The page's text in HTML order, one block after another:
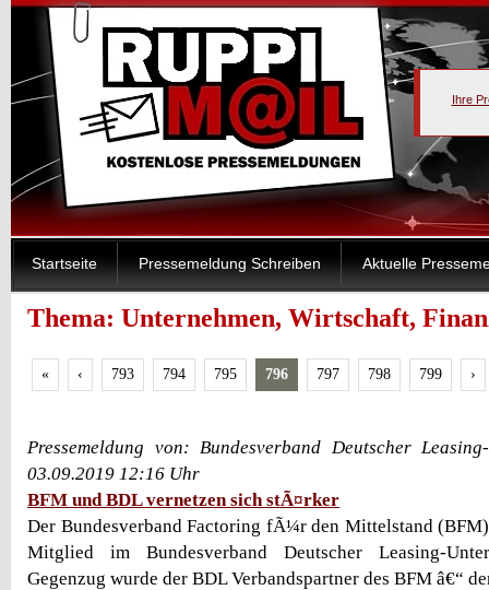
Ihre
Startseite Pressemeldung Schreiben Aktuelle
Thema: Unternehmen, Wirtschaft,
« ‹ 793 794 795 796 797 798 799 ›
Pressemeldung von: Bundesverband Deutscher
03.09.2019 12:16 Uhr
BFM und BDL vernetzen sich stÃ¤rker
Der Bundesverband Factoring fÃ¼r den Mittelstand
Mitglied im Bundesverband Deutscher Leasing-
Gegenzug wurde der BDL Verbandspartner des BFM â€“